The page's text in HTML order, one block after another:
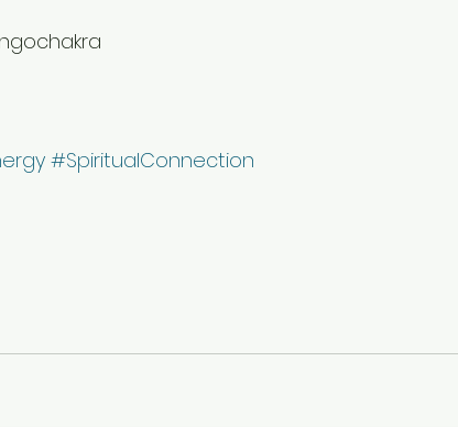
#SpiritualConnection